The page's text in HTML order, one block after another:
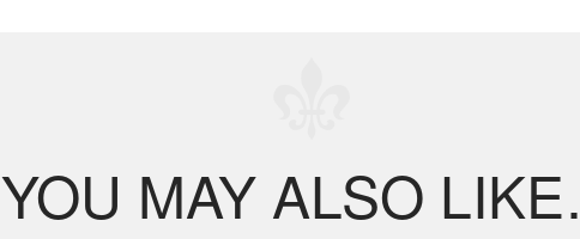
YOU MAY ALSO